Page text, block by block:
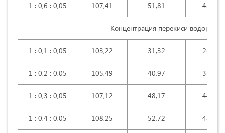
1 : 0,6 : 0,05 107,41 51,81 48,19
Концентрация перекиси водорода
1 : 0,1 : 0,05 103,22 31,32 28,64
1 : 0,2 : 0,05 105,49 40,97 37,65
1 : 0,3 : 0,05 107,12 48,17 44,39
1 : 0,4 : 0,05 108,25 52,72 48,64